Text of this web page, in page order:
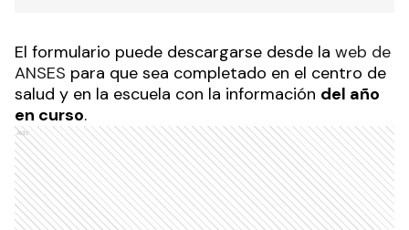
El formulario puede descargarse desde la web de
ANSES para que sea completado en el centro de
salud y en la escuela con la información del año
en curso.
Ads